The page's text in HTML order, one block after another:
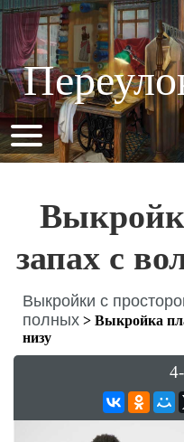
запах с
Выкройки с
полных > Выкройка
низу